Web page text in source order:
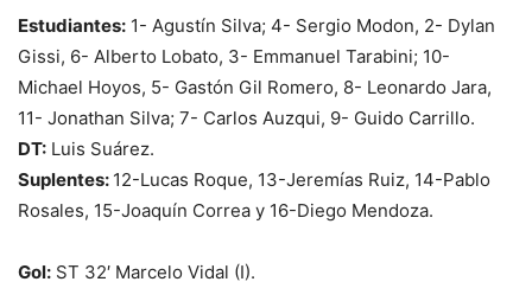
Estudiantes: 1- Agustín Silva; 4- Sergio Modon, 2- Dylan
Gissi, 6- Alberto Lobato, 3- Emmanuel Tarabini; 10-
Michael Hoyos, 5- Gastón Gil Romero, 8- Leonardo Jara,
11- Jonathan Silva; 7- Carlos Auzqui, 9- Guido Carrillo.
DT: Luis Suárez.
Suplentes: 12-Lucas Roque, 13-Jeremías Ruiz, 14-Pablo
Rosales, 15-Joaquín Correa y 16-Diego Mendoza.
Gol: ST 32′ Marcelo Vidal (I).